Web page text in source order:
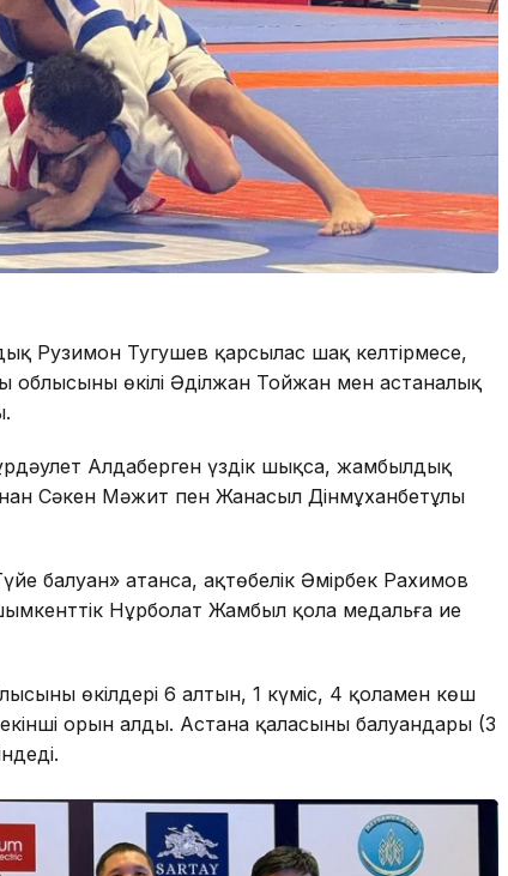
Рузимон Тугушев қарсылас шақ келтірмесе,
облысының өкілі Әділжан Тойжан мен астаналық
Алдаберген үздік шықса, жамбылдық
Сәкен Мәжит пен Жанасыл Дінмұханбетұлы
балуан» атанса, ақтөбелік Әмірбек Рахимов
Нұрболат Жамбыл қола медальға ие
өкілдері 6 алтын, 1 күміс, 4 қоламен көш
орын алды. Астана қаласының балуандары (3